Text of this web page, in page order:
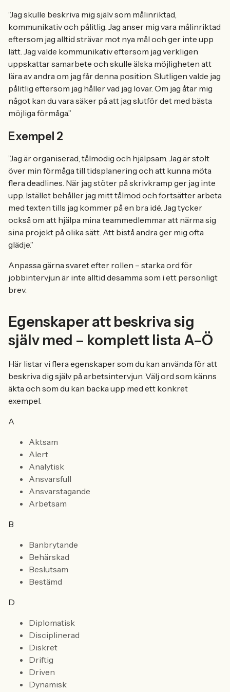
”Jag skulle beskriva mig själv som målinriktad,
kommunikativ och pålitlig. Jag anser mig vara målinriktad
eftersom jag alltid strävar mot nya mål och ger inte upp
lätt. Jag valde kommunikativ eftersom jag verkligen
uppskattar samarbete och skulle älska möjligheten att
lära av andra om jag får denna position. Slutligen valde jag
pålitlig eftersom jag håller vad jag lovar. Om jag åtar mig
något kan du vara säker på att jag slutför det med bästa
möjliga förmåga.”
Exempel 2
”Jag är organiserad, tålmodig och hjälpsam. Jag är stolt
över min förmåga till tidsplanering och att kunna möta
flera deadlines. När jag stöter på skrivkramp ger jag inte
upp. Istället behåller jag mitt tålmod och fortsätter arbeta
med texten tills jag kommer på en bra idé. Jag tycker
också om att hjälpa mina teammedlemmar att närma sig
sina projekt på olika sätt. Att bistå andra ger mig ofta
glädje.”
Anpassa gärna svaret efter rollen – starka ord för
jobbintervjun är inte alltid desamma som i ett personligt
brev.
Egenskaper att beskriva sig
själv med – komplett lista A–Ö
Här listar vi flera egenskaper som du kan använda för att
beskriva dig själv på arbetsintervjun. Välj ord som känns
äkta och som du kan backa upp med ett konkret
exempel.
A
Aktsam
Alert
Analytisk
Ansvarsfull
Ansvarstagande
Arbetsam
B
Banbrytande
Behärskad
Beslutsam
Bestämd
D
Diplomatisk
Disciplinerad
Diskret
Driftig
Driven
Dynamisk